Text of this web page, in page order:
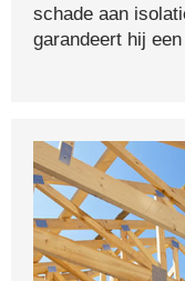
schade aan
garandeert hij